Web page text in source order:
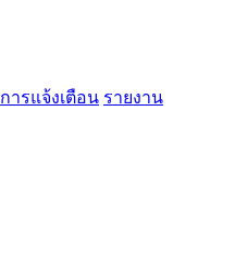
การแจ้งเตือน รายงาน